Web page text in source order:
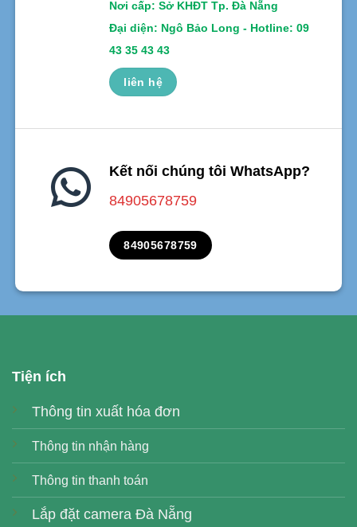
Nơi cấp: Sở KHĐT Tp. Đà Nẵng
Đại diện: Ngô Bảo Long - Hotline: 09
43 35 43 43
liên hệ
Kết nối chúng tôi WhatsApp?
84905678759
84905678759
Tiện ích
Thông tin xuất hóa đơn
Thông tin nhận hàng
Thông tin thanh toán
Lắp đặt camera Đà Nẵng